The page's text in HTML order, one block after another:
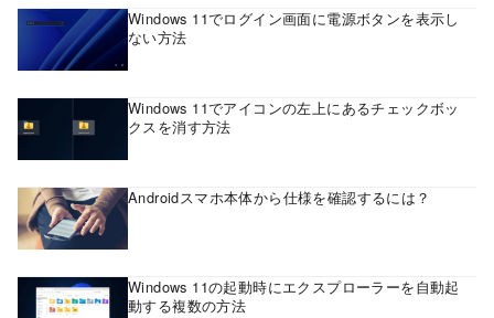
Windows 11でログイン画面に電源ボタンを表示し
ない方法
Windows 11でアイコンの左上にあるチェックボッ
クスを消す方法
Androidスマホ本体から仕様を確認するには？
Windows 11の起動時にエクスプローラーを自動起
動する複数の方法